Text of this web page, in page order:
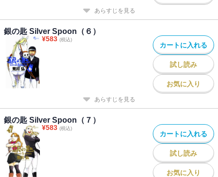
あらすじを見る
銀の匙 Silver Spoon（６）
¥583 (税込)
カートに入れる
試し読み
お気に入り
あらすじを見る
銀の匙 Silver Spoon（７）
¥583 (税込)
カートに入れる
試し読み
お気に入り